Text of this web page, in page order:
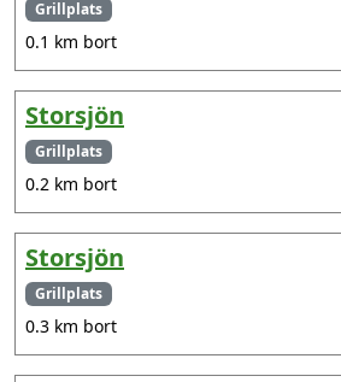
Grillplats
0.1 km bort
Storsjön
Grillplats
0.2 km bort
Storsjön
Grillplats
0.3 km bort